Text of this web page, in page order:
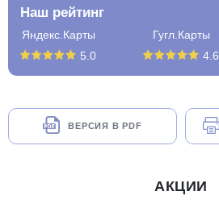
Наш рейтинг
Яндекс.Карты
5.0
Гугл.Карты
4.6
ВЕРСИЯ В PDF
АКЦИИ